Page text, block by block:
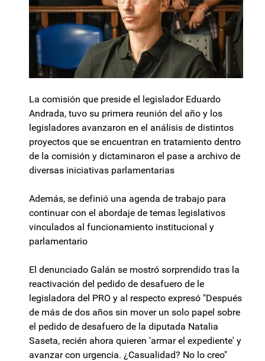
La comisión que preside el legislador Eduardo
Andrada, tuvo su primera reunión del año y los
legisladores avanzaron en el análisis de distintos
proyectos que se encuentran en tratamiento dentro
de la comisión y dictaminaron el pase a archivo de
diversas iniciativas parlamentarias
Además, se definió una agenda de trabajo para
continuar con el abordaje de temas legislativos
vinculados al funcionamiento institucional y
parlamentario
El denunciado Galán se mostró sorprendido tras la
reactivación del pedido de desafuero de le
legisladora del PRO y al respecto expresó "Después
de más de dos años sin mover un solo papel sobre
el pedido de desafuero de la diputada Natalia
Saseta, recién ahora quieren 'armar el expediente' y
avanzar con urgencia. ¿Casualidad? No lo creo"